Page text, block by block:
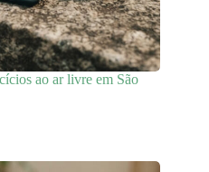
ao ar livre em São